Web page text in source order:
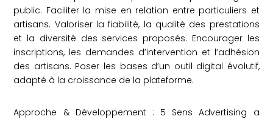
public. Faciliter la mise en relation entre particuliers et
artisans. Valoriser la fiabilité, la qualité des prestations
et la diversité des services proposés. Encourager les
inscriptions, les demandes d’intervention et l’adhésion
des artisans. Poser les bases d’un outil digital évolutif,
adapté à la croissance de la plateforme.
Approche & Développement : 5 Sens Advertising a